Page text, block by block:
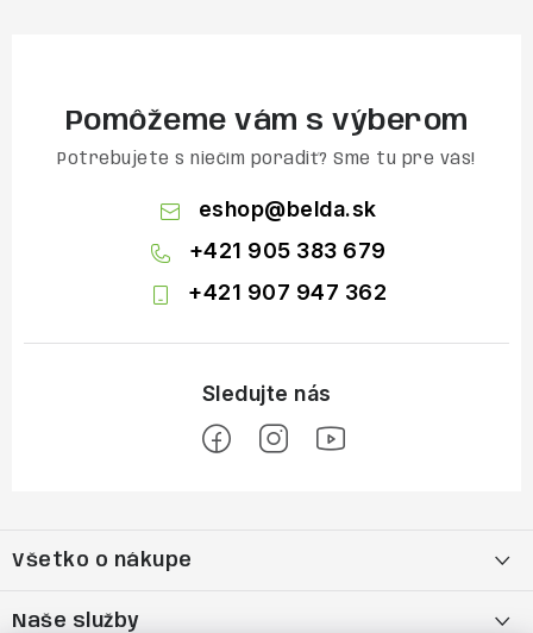
Pomôžeme vám s výberom
Potrebujete s niečím poradiť? Sme tu pre vás!
eshop@belda.sk
+421 905 383 679
+421 907 947 362
p
ä
Všetko o nákupe
Naše služby